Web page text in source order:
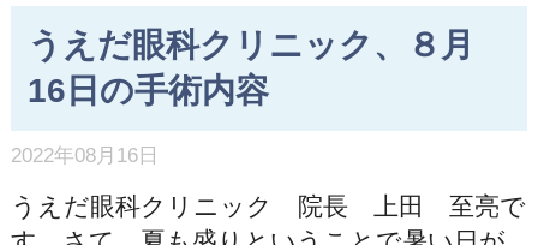
うえだ眼科クリニック、８月
16日の手術内容
2022年08月16日
うえだ眼科クリニック 院長 上田 至亮で